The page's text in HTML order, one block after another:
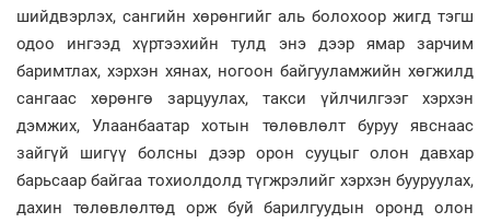
шийдвэрлэх, сангийн хөрөнгийг аль болохоор жигд тэгш
одоо ингээд хүртээхийн тулд энэ дээр ямар зарчим
баримтлах, хэрхэн хянах, ногоон байгууламжийн хөгжилд
сангаас хөрөнгө зарцуулах, такси үйлчилгээг хэрхэн
дэмжих, Улаанбаатар хотын төлөвлөлт буруу явснаас
зайгүй шигүү болсны дээр орон сууцыг олон давхар
барьсаар байгаа тохиолдолд түгжрэлийг хэрхэн бууруулах,
дахин төлөвлөлтөд орж буй барилгуудын оронд олон